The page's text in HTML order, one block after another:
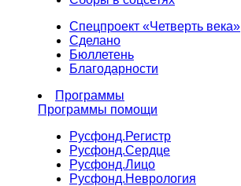
Спецпроект «Четверть века»
Сделано
Бюллетень
Благодарности
Программы
Программы помощи
Русфонд.Регистр
Русфонд.Сердце
Русфонд.Лицо
Русфонд.Неврология